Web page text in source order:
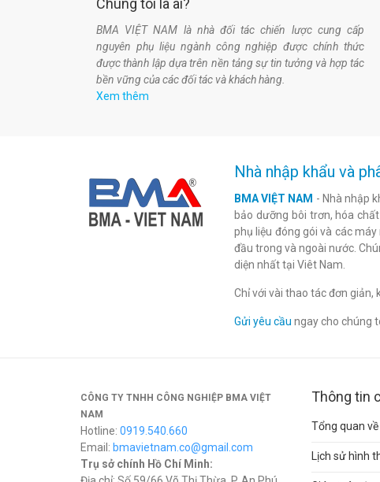
Chúng tôi là ai?
BMA VIỆT NAM là nhà đối tác chiến lược cung cấp
nguyên phụ liệu ngành công nghiệp được chính thức
được thành lập dựa trên nền tảng sự tin tưởng và hợp tác
bền vững của các đối tác và khách hàng.
Xem thêm
Nhà nhập khẩu và
BMA VIỆT NAM - Nhà nhập
bảo dưỡng bôi trơn, hóa
phụ liệu đóng gói và các
đầu trong và ngoài nước.
diện nhất tại Viêt Nam.
Chỉ với vài thao tác đơn
Gửi yêu cầu ngay cho chúng
CÔNG TY TNHH CÔNG NGHIỆP BMA VIỆT
NAM
Hotline: 0919.540.660
Email: bmavietnam.co@gmail.com
Trụ sở chính Hồ Chí Minh:
Thông tin
Tổng quan
Lịch sử hình